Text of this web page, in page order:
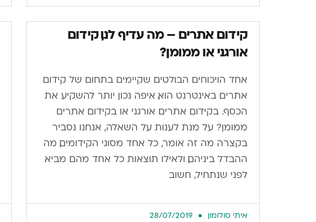
קידום אתרים – מה עדיף לנו, קידום
אורגני או ממומן?
אחד הויכוחים הבולטים שקיימים בתחום של קידום
אתרים באינטרנט הוא, איפה נכון יותר להשקיע את
הכסף. בקידום אתרים אורגני או בקידום אתרים
ממומן? על מנת לענות על השאלה, אנחנו נסביר
בקצרה מה זה אומר, כל אחד מסוגי הקידומים, מה
ההבדל ביניהם, ולאילו תוצאות כל אחד מהם מביא.
לפני שנתחיל, חשוב
איתי סולומון